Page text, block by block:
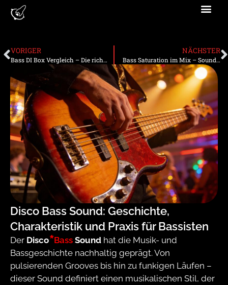
VORIGER
Bass DI Box Vergleich – Die richtige DI Box für Bassisten
NÄCHSTER
Bass Saturation im Mix – Sound gezielt formen
Disco Bass Sound: Geschichte,
Charakteristik und Praxis für Bassisten
Der Disco Bass Sound hat die Musik- und
Bassgeschichte nachhaltig geprägt. Von
pulsierenden Grooves bis hin zu funkigen Läufen –
dieser Sound definiert einen musikalischen Stil, der